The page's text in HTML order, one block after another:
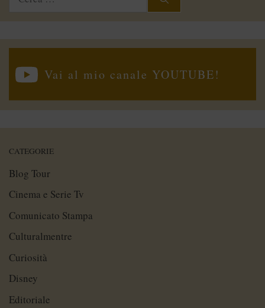
Vai al mio canale YOUTUBE!
CATEGORIE
Blog Tour
Cinema e Serie Tv
Comunicato Stampa
Culturalmentre
Curiosità
Disney
Editoriale